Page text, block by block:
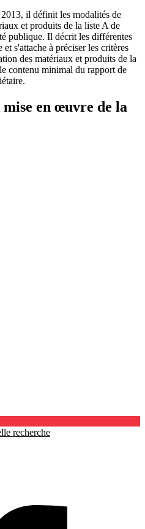
il définit les modalités de
et produits de la liste A de
publique. Il décrit les différentes
s'attache à préciser les critères
des matériaux et produits de la
contenu minimal du rapport de
en œuvre de la
recherche